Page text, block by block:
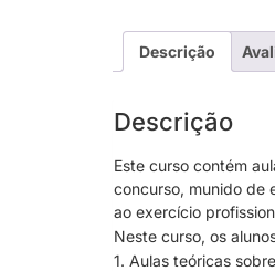
Descrição
Descrição
Este curso contém
concurso, munido de
ao exercício
Neste curso, os
1. Aulas teóricas